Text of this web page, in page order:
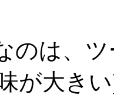
のは、
が大き